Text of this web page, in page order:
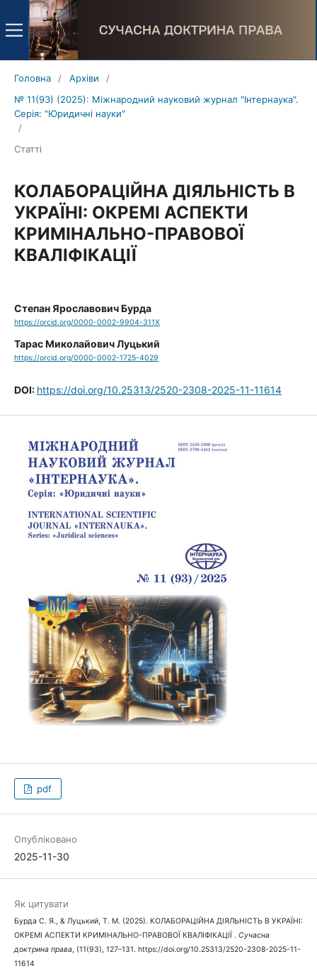
Головна / Архіви
/
№ 11(93) (2025): Міжнародний науковий журнал "Інтернаука".
Серія: "Юридичні науки"
/
Статті
КОЛАБОРАЦІЙНА ДІЯЛЬНІСТЬ В
УКРАЇНІ: ОКРЕМІ АСПЕКТИ
КРИМІНАЛЬНО-ПРАВОВОЇ
КВАЛІФІКАЦІЇ
Cтепан Ярославович Бурда
https://orcid.org/0000-0002-9904-311X
Тарас Миколайович Луцький
https://orcid.org/0000-0002-1725-4029
DOI: https://doi.org/10.25313/2520-2308-2025-11-11614
pdf
Опубліковано
2025-11-30
Як цитувати
Бурда C. Я., & Луцький, Т. М. (2025). КОЛАБОРАЦІЙНА ДІЯЛЬНІСТЬ В УКРАЇНІ:
ОКРЕМІ АСПЕКТИ КРИМІНАЛЬНО-ПРАВОВОЇ КВАЛІФІКАЦІЇ . Сучасна
доктрина права, (11(93), 127–131. https://doi.org/10.25313/2520-2308-2025-11-
11614